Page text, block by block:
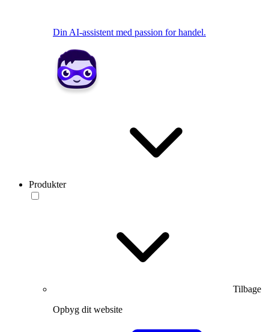
Din AI-assistent med passion for handel.
Produkter
Tilbage
Opbyg dit website